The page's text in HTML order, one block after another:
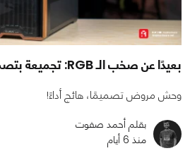
بعيدًا عن صخب الـ RGB: تجميعة بتصميم هادئ وأداء متوحش
وحش مروض تصميمًا، هائج أداءً!
بقلم أحمد صفوت
منذ 6 أيام